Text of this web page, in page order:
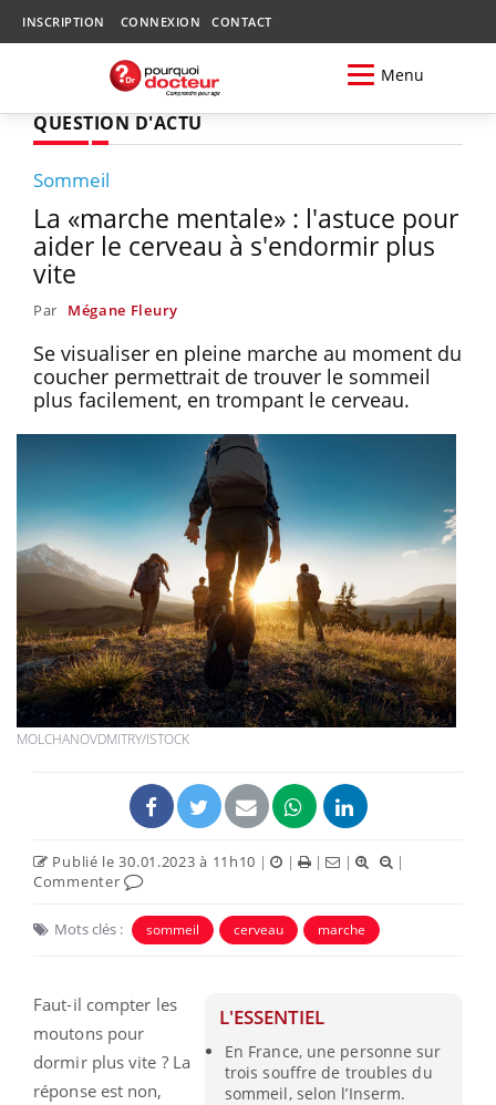
INSCRIPTION CONNEXION CONTACT
Menu
QUESTION D'ACTU
Sommeil
La «marche mentale» : l'astuce pour
aider le cerveau à s'endormir plus
vite
Par Mégane Fleury
Se visualiser en pleine marche au moment du
coucher permettrait de trouver le sommeil
plus facilement, en trompant le cerveau.
MOLCHANOVDMITRY/ISTOCK
Publié le 30.01.2023 à 11h10 | | | |
|
Commenter
Mots clés : sommeil cerveau marche
L'ESSENTIEL
En France, une personne sur
trois souffre de troubles du
sommeil, selon l’Inserm.
Faut-il compter les
moutons pour
dormir plus vite ? La
réponse est non,